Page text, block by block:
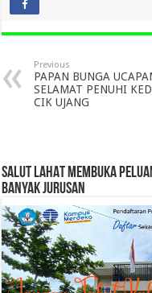
Previous
PAPAN BUNGA
SELAMAT PENUHI
CIK UJANG
SALUT LAHAT MEMBUKA
BANYAK JURUSAN